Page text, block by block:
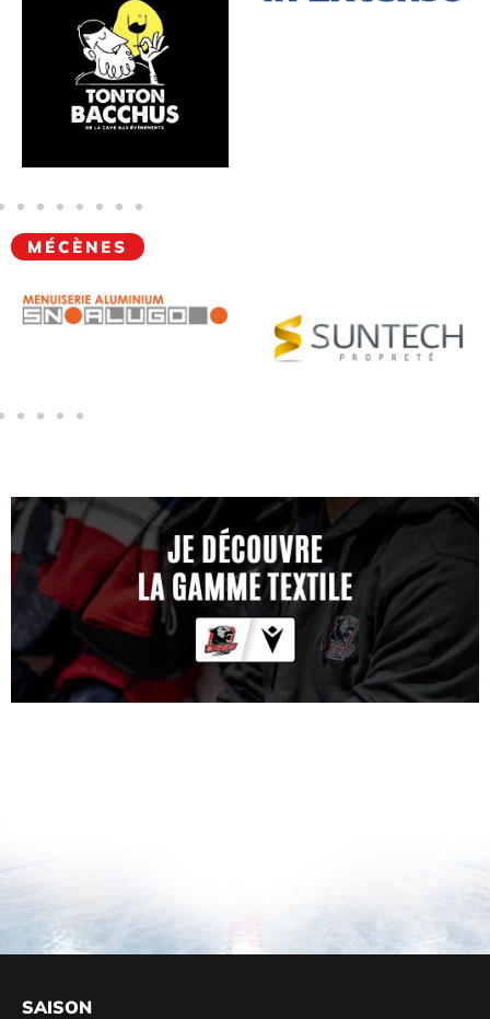
MÉCÈNES
SAISON